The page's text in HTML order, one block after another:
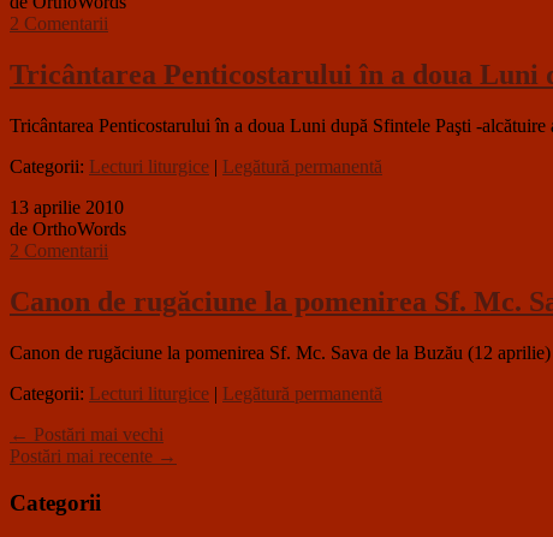
2 Comentarii
Tricântarea Penticostarului în a doua Luni
Tricântarea Penticostarului în a doua Luni după Sfintele Paşti -
Categorii: Lecturi liturgice | Legătură permanentă
13 aprilie 2010
de OrthoWords
2 Comentarii
Canon de rugăciune la pomenirea Sf. Mc.
Canon de rugăciune la pomenirea Sf. Mc. Sava de la Buzău (12 aprilie)
Categorii: Lecturi liturgice | Legătură permanentă
← Postări mai vechi
Postări mai recente →
Categorii